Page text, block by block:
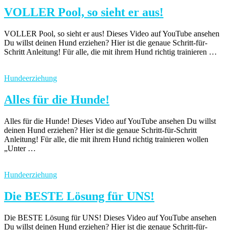
VOLLER Pool, so sieht er aus!
VOLLER Pool, so sieht er aus! Dieses Video auf YouTube ansehen
Du willst deinen Hund erziehen? Hier ist die genaue Schritt-für-
Schritt Anleitung! Für alle, die mit ihrem Hund richtig trainieren …
Hundeerziehung
Alles für die Hunde!
Alles für die Hunde! Dieses Video auf YouTube ansehen Du willst
deinen Hund erziehen? Hier ist die genaue Schritt-für-Schritt
Anleitung! Für alle, die mit ihrem Hund richtig trainieren wollen
„Unter …
Hundeerziehung
Die BESTE Lösung für UNS!
Die BESTE Lösung für UNS! Dieses Video auf YouTube ansehen
Du willst deinen Hund erziehen? Hier ist die genaue Schritt-für-